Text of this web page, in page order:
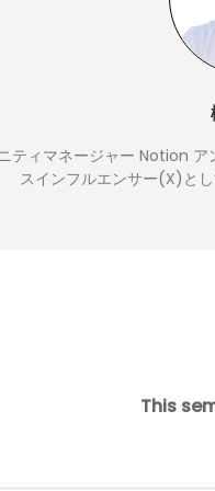
ィマネージャー Notion ア
スインフルエンサー(X)と
This